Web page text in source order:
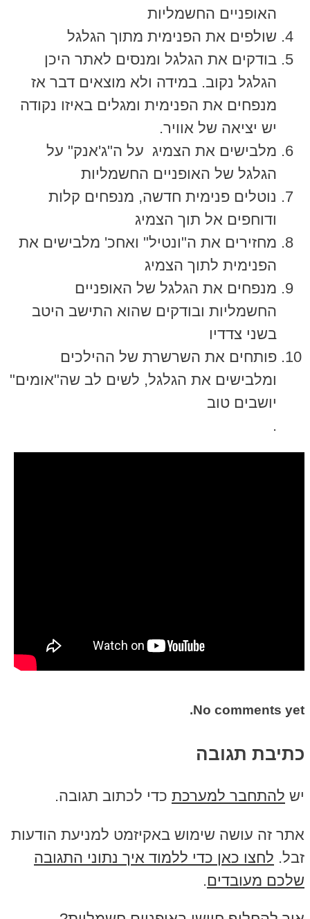
האופניים החשמליות
שולפים את הפנימית מתוך הגלגל
בודקים את הגלגל ומנסים לאתר היכן
הגלגל נקוב. במידה ולא מוצאים דבר אז
מנפחים את הפנימית ומגלים באיזו נקודה
יש יציאה של אוויר.
מלבישים את הצמיג על ה"ג'אנק" על
הגלגל של האופניים החשמליות
נוטלים פנימית חדשה, מנפחים קלות
ודוחפים אל תוך הצמיג
מחזירים את ה"ונטיל" ואחכ' מלבישים את
הפנימית לתוך הצמיג
מנפחים את הגלגל של האופניים
החשמליות ובודקים שהוא התישב היטב
בשני צדדיו
פותחים את השרשרת של ההילכים
ומלבישים את הגלגל, לשים לב שה"אומים"
יושבים טוב
.
No comments yet.
כתיבת תגובה
יש להתחבר למערכת כדי לכתוב תגובה.
אתר זה עושה שימוש באקיזמט למניעת הודעות
זבל. לחצו כאן כדי ללמוד איך נתוני התגובה
שלכם מעובדים.